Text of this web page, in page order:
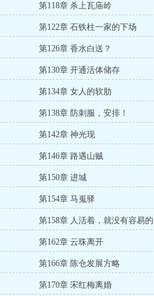
第118章 杀上瓦庙岭
第122章 石铁柱一家的下场
第126章 香水白送？
第130章 开通活体储存
第134章 女人的软肋
第138章 防刺服，安排！
第142章 神光现
第146章 路遇山贼
第150章 进城
第154章 马嵬驿
第158章 人活着，就没有容易的
第162章 云珠离开
第166章 陈仓发展方略
第170章 宋红梅离婚